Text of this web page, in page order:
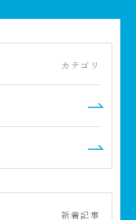
カテゴリ
新着記事